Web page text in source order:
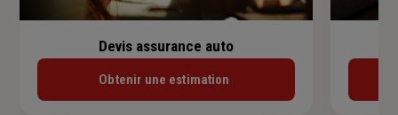
Devis assurance auto
Obtenir une estimation